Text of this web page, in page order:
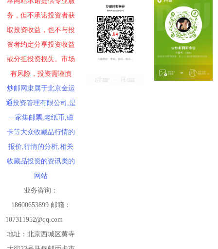
务，但不承诺投资者获
取投资收益，也不与投
资者约定分享投资收益
或分担投资损失。市场
有风险，投资需谨慎
炒邮网隶属于北京金运
通投资管理有限公司,是
一家集邮票,老纸币,磁
卡等大众收藏品行情的
报价,行情的分析,相关
收藏品投资的资讯类的
网站
业务咨询：
18600653899 邮箱：
107311952@qq.com
地址：北京西城区黄寺